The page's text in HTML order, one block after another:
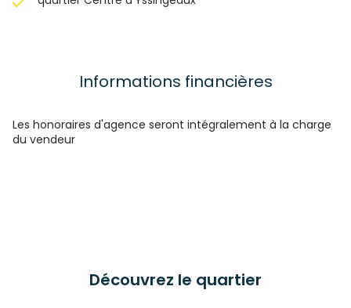
Informations financières
Les honoraires d'agence seront intégralement à la charge
du vendeur
Découvrez le quartier